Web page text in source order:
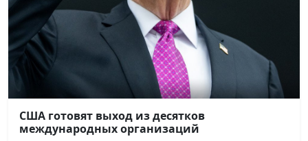
США готовят выход из десятков
международных организаций